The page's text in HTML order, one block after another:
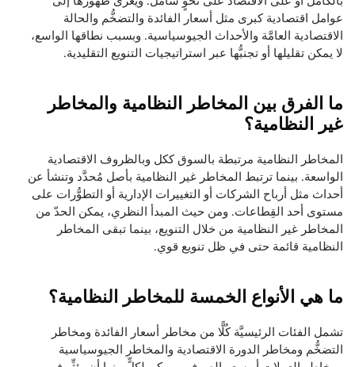
عوامل اقتصادية كبرى مثل أسعار الفائدة والتضخُّم والحالة
الاقتصادية العامَّة والأحداث الجيوسياسية. وبسبب نطاقها الواسع،
لا يمكن تقليلها أو تجنبُّها عبر استراتيجيات التنويع التقليدية.
ما الفرق بين المخاطر النظامية والمخاطر
غير النظامية؟
المخاطر النظامية مرتبطة بالسوق ككل وبالظروف الاقتصادية
الواسعة. بينما ترتبط المخاطر غير النظامية بأصل مُحدَّد وتنشأ عن
أحداث مثل أرباح الشركات أو التغييرات الإدارية أو التطوُّرات على
مستوى أحد القِطاعات. ومن حيث المبدأ النظري، يمكن الحدّ من
المخاطر غير النظامية من خلال التنويع، بينما تبقى المخاطر
النظامية قائمة حتى في ظل تنويع قوي.
ما هي الأنواع الخمسة للمخاطر النظامية؟
تشمل الفئات الرئيسيَّة كُلًّا من مخاطر أسعار الفائدة ومخاطر
التضخُّم ومخاطر الدورة الاقتصادية والمخاطر الجيوسياسية